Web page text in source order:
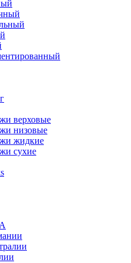
верховые
низовые
жидкие
сухие